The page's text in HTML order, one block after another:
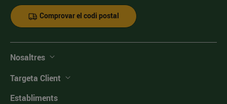
Comprovar el codi postal
Nosaltres
Targeta Client
Establiments